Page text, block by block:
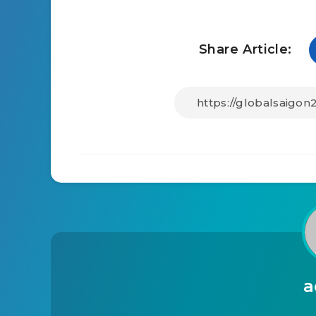
Share Article: